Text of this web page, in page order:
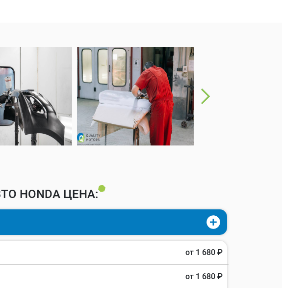
HONDA ЦЕНА:
от 1 680 ₽
от 1 680 ₽